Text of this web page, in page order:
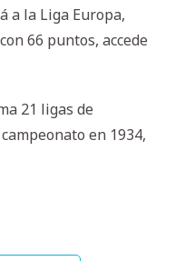
a la Liga Europa,
66 puntos, accede
21 ligas de
en 1934,